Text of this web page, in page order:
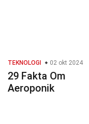
TEKNOLOGI 02 okt 2024
29 Fakta Om
Aeroponik